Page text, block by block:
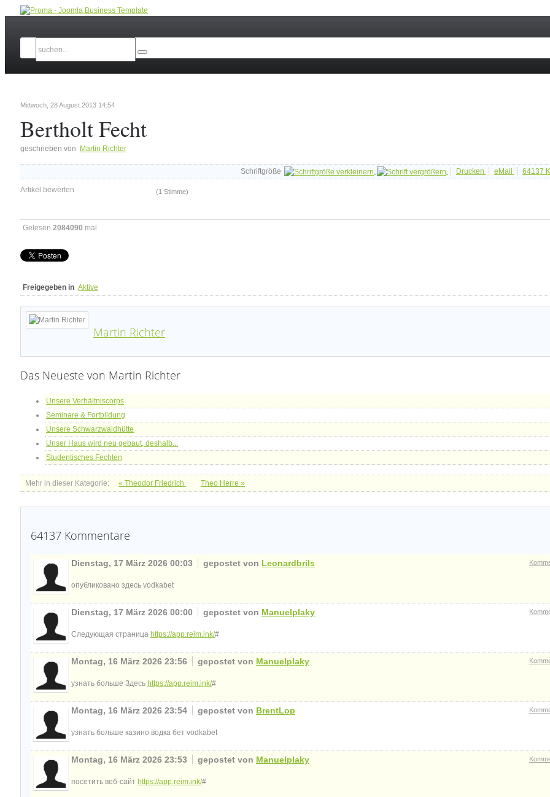
Mittwoch, 28 August 2013 14:54
Bertholt Fecht
geschrieben von Martin Richter
Schriftgröße Drucken eMail 64137
Artikel bewerten (1 Stimme)
Gelesen 2084090 mal
Freigegeben in Aktive
Martin Richter
Das Neueste von Martin Richter
Unsere Verhältniscorps
Seminare & Fortbildung
Unsere Schwarzwaldhütte
Unser Haus wird neu gebaut, deshalb...
Studentisches Fechten
Mehr in dieser Kategorie: « Theodor Friedrich Theo Herre »
64137 Kommentare
Dienstag, 17 März 2026 00:03 gepostet von Leonardbrils
опубликовано здесь vodkabet
Dienstag, 17 März 2026 00:00 gepostet von Manuelplaky
Следующая страница https://app.reim.ink/#
Montag, 16 März 2026 23:56 gepostet von Manuelplaky
узнать больше Здесь https://app.reim.ink/#
Montag, 16 März 2026 23:54 gepostet von BrentLop
узнать больше казино водка бет vodkabet
Montag, 16 März 2026 23:53 gepostet von Manuelplaky
посетить веб-сайт https://app.reim.ink/#